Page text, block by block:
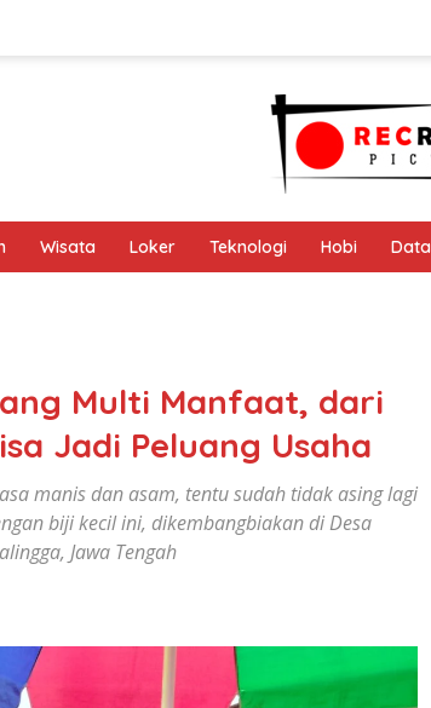
Wisata Loker Teknologi Hobi Data
Multi Manfaat, dari
Jadi Peluang Usaha
manis dan asam, tentu sudah tidak asing lagi
biji kecil ini, dikembangbiakan di Desa
Jawa Tengah